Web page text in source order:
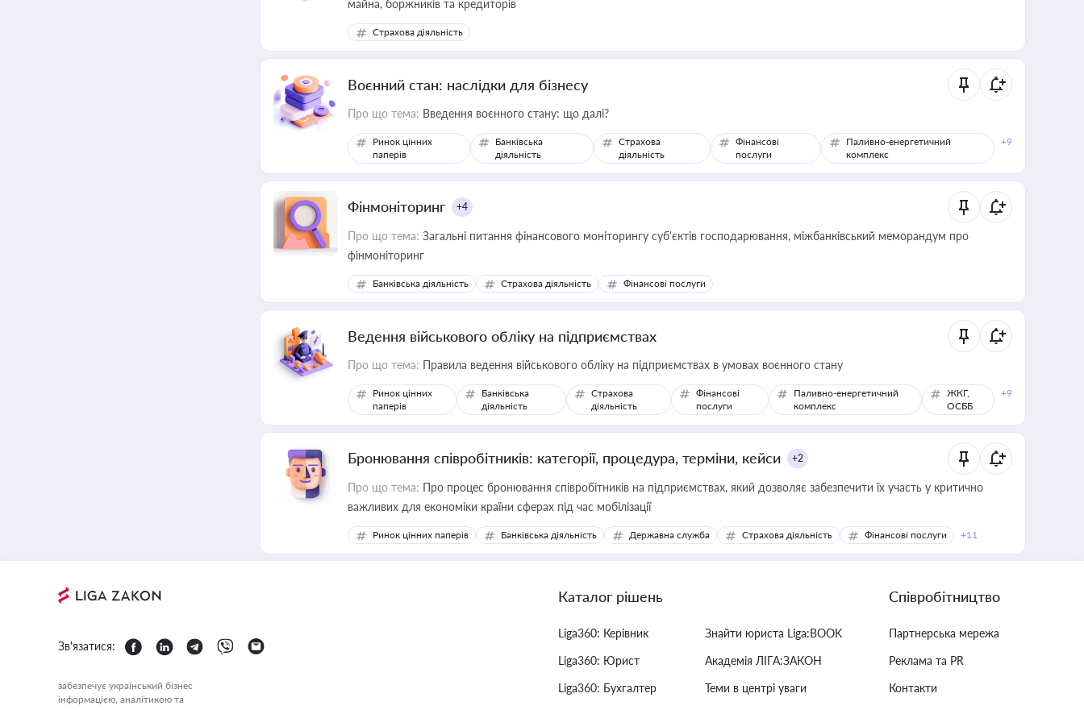
майна, боржників та кредиторів
Страхова діяльність
Воєнний стан: наслідки для бізнесу
Про що тема: Введення воєнного стану: що далі?
Ринок цінних
паперів
Банківська
діяльність
Страхова
діяльність
Фінансові
послуги
Паливно-енергетичний
комплекс
+9
Фінмоніторинг +4
Про що тема: Загальні питання фінансового моніторингу суб'єктів господарювання, міжбанківський меморандум про
фінмоніторинг
Банківська діяльність Страхова діяльність Фінансові послуги
Ведення військового обліку на підприємствах
Про що тема: Правила ведення військового обліку на підприємствах в умовах воєнного стану
Ринок цінних
паперів
Банківська
діяльність
Страхова
діяльність
Фінансові
послуги
Паливно-енергетичний
комплекс
ЖКГ,
ОСББ
+9
Бронювання співробітників: категорії, процедура, терміни, кейси +2
Про що тема: Про процес бронювання співробітників на підприємствах, який дозволяє забезпечити їх участь у критично
важливих для економіки країни сферах під час мобілізації
Ринок цінних паперів Банківська діяльність Державна служба Страхова діяльність Фінансові послуги +11
Зв'язатися:
забезпечує український бізнес
інформацією, аналітикою та
Каталог рішень
Liga360: Керівник
Liga360: Юрист
Liga360: Бухгалтер
Знайти юриста Liga:BOOK
Академія ЛІГА:ЗАКОН
Теми в центрі уваги
Співробітництво
Партнерська мережа
Реклама та PR
Контакти